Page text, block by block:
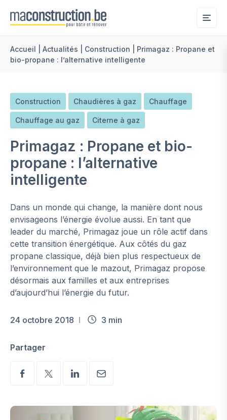
Accueil Actualités Construction
Primagaz : Propane et
bio-propane : l’alternative intelligente
Construction Chaudières à gaz Chauffage
Chauffage au gaz Citerne à gaz
Primagaz : Propane et bio-
propane : l’alternative
intelligente
Dans un monde qui change, la manière dont nous
envisageons l’énergie évolue aussi. En tant que
leader du marché, Primagaz joue un rôle actif dans
cette transition énergétique. Aux côtés du gaz
propane classique, déjà bien plus respectueux de
l’environnement que le mazout, Primagaz propose
désormais aux familles et aux entreprises
d’aujourd’hui l’énergie du futur.
24 octobre 2018 3 min
Partager